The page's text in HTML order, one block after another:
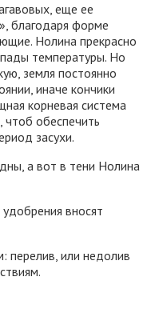
еще ее
благодаря форме
Нолина прекрасно
температуры. Но
земля постоянно
иначе кончики
корневая система
чтоб обеспечить
засухи.
а вот в тени Нолина
вносят
перелив, или недолив